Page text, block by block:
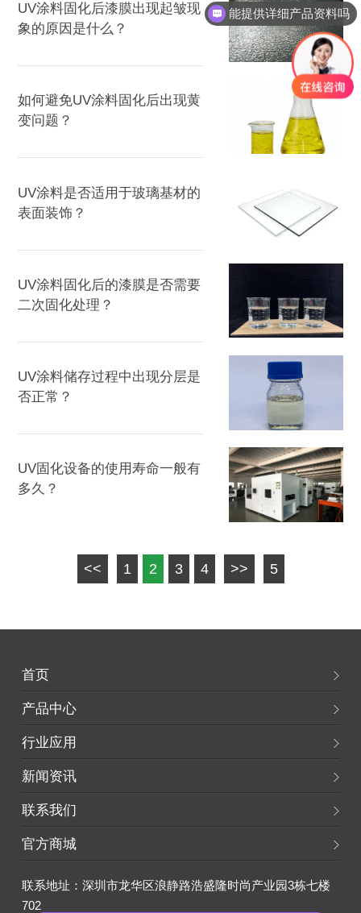
UV涂料固化后漆膜出现起皱现
象的原因是什么？
如何避免UV涂料固化后出现黄
变问题？
UV涂料是否适用于玻璃基材的
表面装饰？
UV涂料固化后的漆膜是否需要
二次固化处理？
UV涂料储存过程中出现分层是
否正常？
UV固化设备的使用寿命一般有
多久？
<< 1 2 3 4 >> 5
首页
产品中心
行业应用
新闻资讯
联系我们
官方商城
联系地址：深圳市龙华区浪静路浩盛隆时尚产业园3栋七楼
702
能提供详细产品资料吗